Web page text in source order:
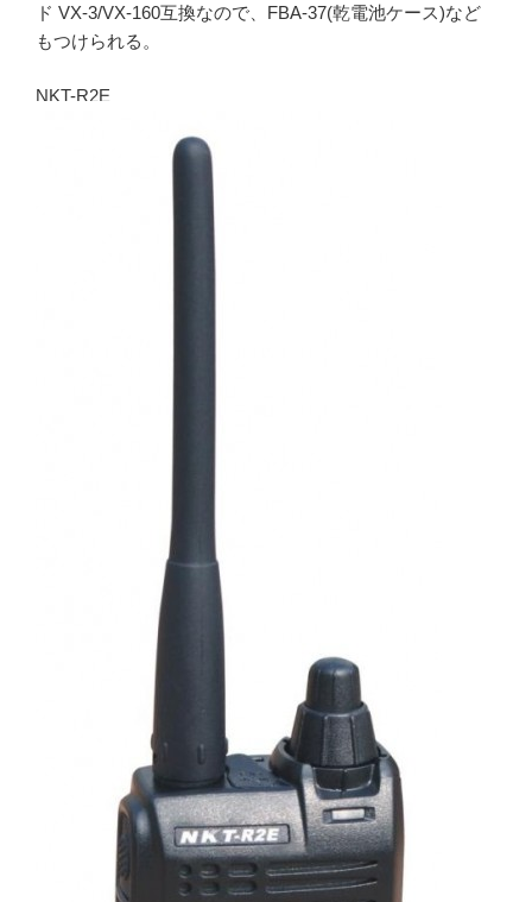
ド VX-3/VX-160互換なので、FBA-37(乾電池ケース)など
もつけられる。
NKT-R2E